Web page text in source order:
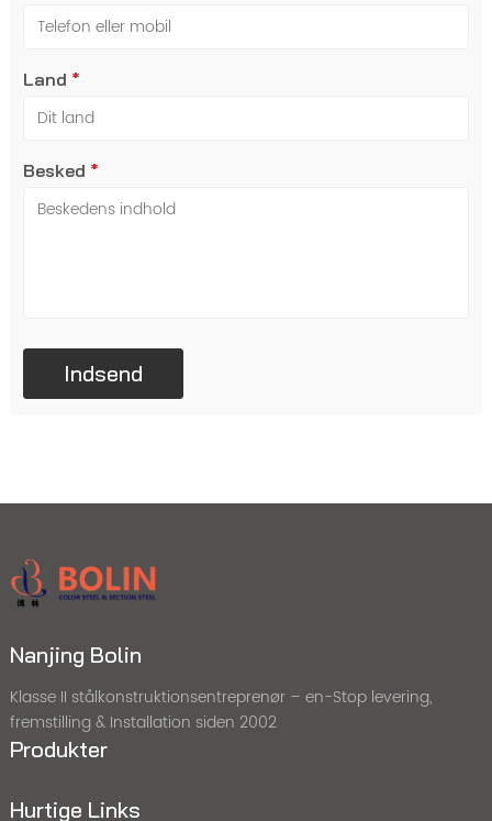
Land *
Besked *
Nanjing Bolin
Klasse II stålkonstruktionsentreprenør – en-Stop levering,
fremstilling & Installation siden 2002
Produkter
Hurtige Links